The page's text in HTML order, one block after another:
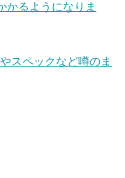
かるようになりま
スペックなど噂のま